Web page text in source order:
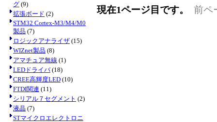
グ (9)
拡張ボード (2)
STM32 Cortex-M3/M4/M0
製品 (7)
ロジックアナライザ (15)
WIZnet製品 (8)
アマチュア無線 (1)
LEDドライバ(18)
CREE高輝度LED (10)
FTDI関連 (11)
シリアル７セグメント (2)
液晶 (7)
STマイクロエレクトロニ
現在1ページ目です。 前ペ